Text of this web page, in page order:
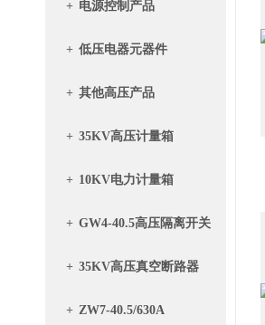
+ 电源控制产品
+ 低压电器元器件
+ 其他高压产品
+ 35KV高压计量箱
+ 10KV电力计量箱
+ GW4-40.5高压隔离开关
+ 35KV高压真空断路器
+ ZW7-40.5/630A